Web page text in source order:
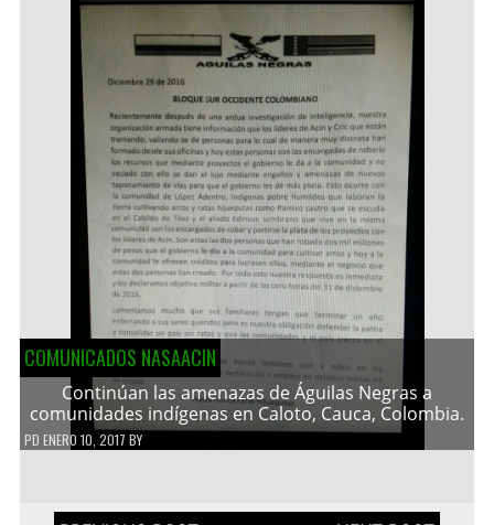
COMUNICADOS NASAACIN
Continúan las amenazas de Águilas Negras a
comunidades indígenas en Caloto, Cauca, Colombia.
PD ENERO 10, 2017 BY